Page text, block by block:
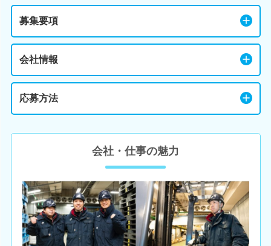
募集要項
会社情報
応募方法
会社・仕事の魅力